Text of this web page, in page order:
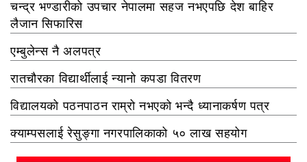
चन्द्र भण्डारीको उपचार नेपालमा सहज नभएपछि देश बाहिर
लैजान सिफारिस
एम्बुलेन्स नै अलपत्र
रातचौरका विद्यार्थीलाई न्यानो कपडा वितरण
विद्यालयको पठनपाठन राम्रो नभएको भन्दै ध्यानाकर्षण पत्र
क्याम्पसलाई रेसुङ्गा नगरपालिकाको ५० लाख सहयोग